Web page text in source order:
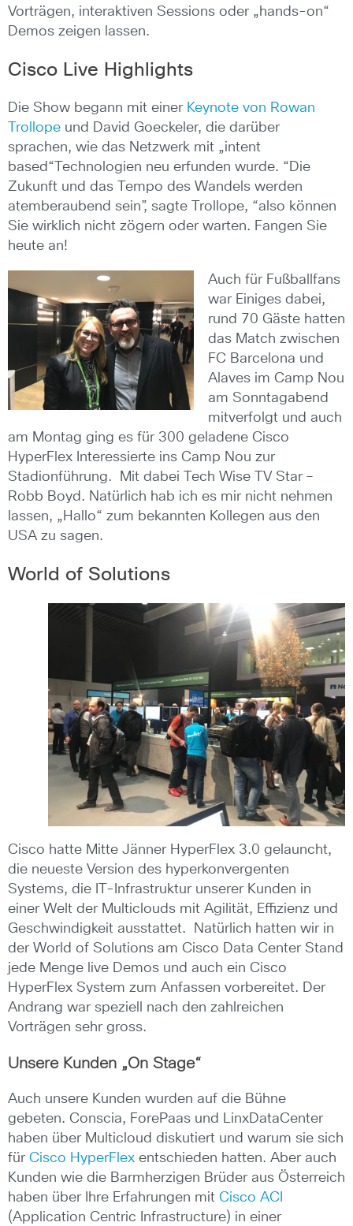
Vorträgen, interaktiven Sessions oder „hands-on“
Demos zeigen lassen.
Cisco Live Highlights
Die Show begann mit einer Keynote von Rowan
Trollope und David Goeckeler, die darüber
sprachen, wie das Netzwerk mit „intent
based“Technologien neu erfunden wurde. “Die
Zukunft und das Tempo des Wandels werden
atemberaubend sein”, sagte Trollope, “also können
Sie wirklich nicht zögern oder warten. Fangen Sie
heute an!
Auch für Fußballfans
war Einiges dabei,
rund 70 Gäste hatten
das Match zwischen
FC Barcelona und
Alaves im Camp Nou
am Sonntagabend
mitverfolgt und auch
am Montag ging es für 300 geladene Cisco
HyperFlex Interessierte ins Camp Nou zur
Stadionführung. Mit dabei Tech Wise TV Star –
Robb Boyd. Natürlich hab ich es mir nicht nehmen
lassen, „Hallo“ zum bekannten Kollegen aus den
USA zu sagen.
World of Solutions
Cisco hatte Mitte Jänner HyperFlex 3.0 gelauncht,
die neueste Version des hyperkonvergenten
Systems, die IT-Infrastruktur unserer Kunden in
einer Welt der Multiclouds mit Agilität, Effizienz und
Geschwindigkeit ausstattet. Natürlich hatten wir in
der World of Solutions am Cisco Data Center Stand
jede Menge live Demos und auch ein Cisco
HyperFlex System zum Anfassen vorbereitet. Der
Andrang war speziell nach den zahlreichen
Vorträgen sehr gross.
Unsere Kunden „On Stage“
Auch unsere Kunden wurden auf die Bühne
gebeten. Conscia, ForePaas und LinxDataCenter
haben über Multicloud diskutiert und warum sie sich
für Cisco HyperFlex entschieden hatten. Aber auch
Kunden wie die Barmherzigen Brüder aus Österreich
haben über Ihre Erfahrungen mit Cisco ACI
(Application Centric Infrastructure) in einer